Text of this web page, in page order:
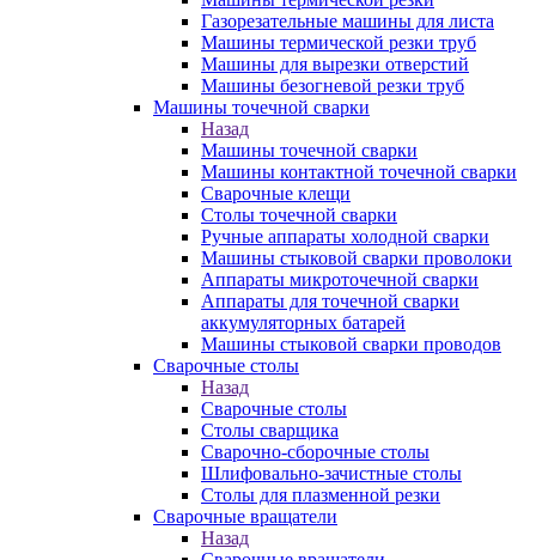
Газорезательные машины для листа
Машины термической резки труб
Машины для вырезки отверстий
Машины безогневой резки труб
Машины точечной сварки
Назад
Машины точечной сварки
Машины контактной точечной сварки
Сварочные клещи
Столы точечной сварки
Ручные аппараты холодной сварки
Машины стыковой сварки проволоки
Аппараты микроточечной сварки
Аппараты для точечной сварки
аккумуляторных батарей
Машины стыковой сварки проводов
Сварочные столы
Назад
Сварочные столы
Столы сварщика
Сварочно-сборочные столы
Шлифовально-зачистные столы
Столы для плазменной резки
Сварочные вращатели
Назад